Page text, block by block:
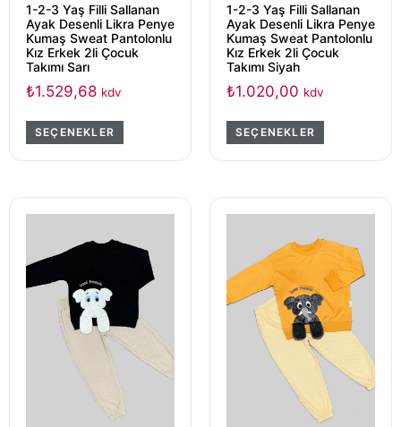
1-2-3 Yaş Filli Sallanan
Ayak Desenli Likra Penye
Kumaş Sweat Pantolonlu
Kız Erkek 2li Çocuk
Takımı Sarı
₺1.529,68 kdv
SEÇENEKLER
1-2-3 Yaş Filli Sallanan
Ayak Desenli Likra Penye
Kumaş Sweat Pantolonlu
Kız Erkek 2li Çocuk
Takımı Siyah
₺1.020,00 kdv
SEÇENEKLER